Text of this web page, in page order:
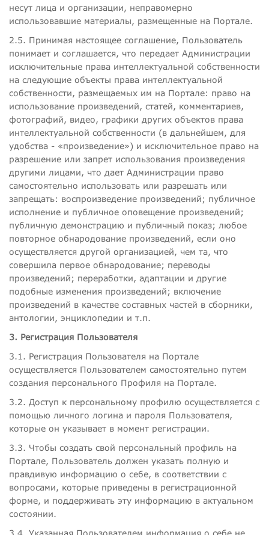
несут лица и организации, неправомерно
использовавшие материалы, размещенные на Портале.
2.5. Принимая настоящее соглашение, Пользователь
понимает и соглашается, что передает Администрации
исключительные права интеллектуальной собственности
на следующие объекты права интеллектуальной
собственности, размещаемых им на Портале: право на
использование произведений, статей, комментариев,
фотографий, видео, графики других объектов права
интеллектуальной собственности (в дальнейшем, для
удобства - «произведение») и исключительное право на
разрешение или запрет использования произведения
другими лицами, что дает Администрации право
самостоятельно использовать или разрешать или
запрещать: воспроизведение произведений; публичное
исполнение и публичное оповещение произведений;
публичную демонстрацию и публичный показ; любое
повторное обнародование произведений, если оно
осуществляется другой организацией, чем та, что
совершила первое обнародование; переводы
произведений; переработки, адаптации и другие
подобные изменения произведений; включение
произведений в качестве составных частей в сборники,
антологии, энциклопедии и т.п.
3. Регистрация Пользователя
3.1. Регистрация Пользователя на Портале
осуществляется Пользователем самостоятельно путем
создания персонального Профиля на Портале.
3.2. Доступ к персональному профилю осуществляется с
помощью личного логина и пароля Пользователя,
которые он указывает в момент регистрации.
3.3. Чтобы создать свой персональный профиль на
Портале, Пользователь должен указать полную и
правдивую информацию о себе, в соответствии с
вопросами, которые приведены в регистрационной
форме, и поддерживать эту информацию в актуальном
состоянии.
3.4. Указанная Пользователем информация о себе не